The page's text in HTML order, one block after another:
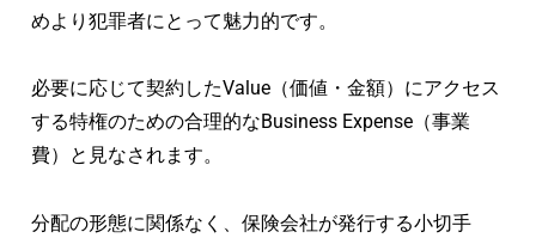
めより犯罪者にとって魅力的です。
必要に応じて契約したValue（価値・金額）にアクセス
する特権のための合理的なBusiness Expense（事業
費）と見なされます。
分配の形態に関係なく、保険会社が発行する小切手